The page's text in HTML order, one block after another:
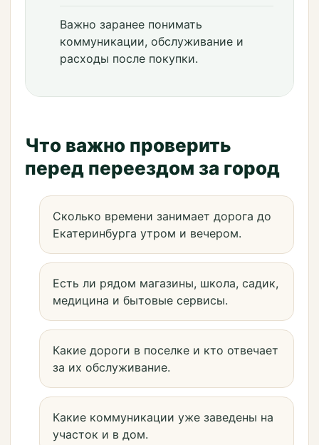
Важно заранее понимать
коммуникации, обслуживание и
расходы после покупки.
Что важно проверить
перед переездом за город
Сколько времени занимает дорога до
Екатеринбурга утром и вечером.
Есть ли рядом магазины, школа, садик,
медицина и бытовые сервисы.
Какие дороги в поселке и кто отвечает
за их обслуживание.
Какие коммуникации уже заведены на
участок и в дом.